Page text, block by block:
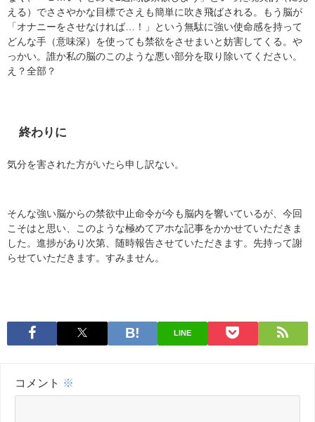
える）でささやかな目標でさえも簡単に吹き飛ばされる。もう脳が
「オナニーをさせなければ…！」という無駄に強い使命感を持って
どんな手（意味深）を使っても禁欲をさせまいと妨害してくる。や
っかい。誰か私の脳のこのような悪い部分を取り除いてください。
え？全部？
終わりに
気分を害された方がいたら申し訳ない。
そんな強い脳からの禁欲中止命令が今も脳内を響いているが、今回
こそはと思い、このような極めてアホな記事をかかせていただきま
した。進捗があり次第、随時報告させていただきます。先持って謝
らせていただきます。すみません。
LINE
コメント ※